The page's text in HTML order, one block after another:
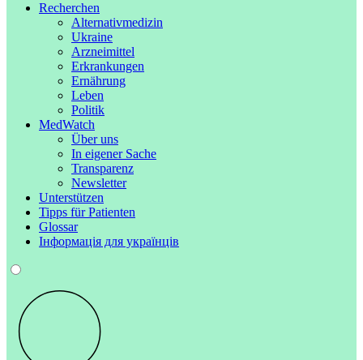
Recherchen
Alternativmedizin
Ukraine
Arzneimittel
Erkrankungen
Ernährung
Leben
Politik
MedWatch
Über uns
In eigener Sache
Transparenz
Newsletter
Unterstützen
Tipps für Patienten
Glossar
Інформація для українців